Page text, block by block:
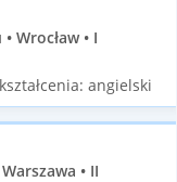
Wrocław • I
angielski
• II